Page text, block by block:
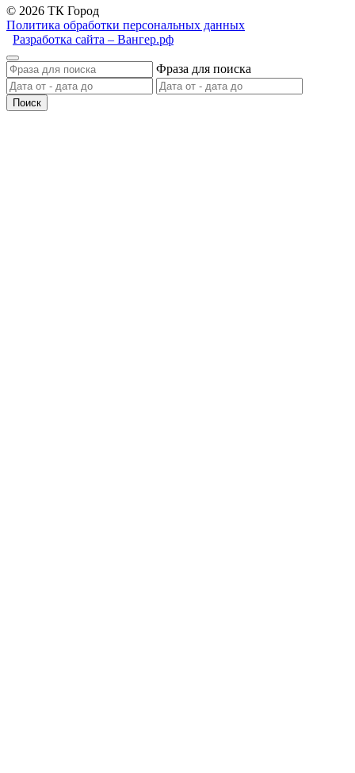
© 2026 ТК Город
Политика обработки персональных данных
Разработка сайта – Вангер.рф
Фраза для поиска
Поиск